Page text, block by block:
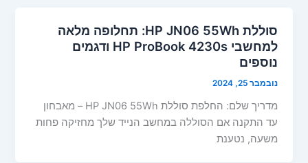
סוללת HP JN06 55Wh: תחלופה מלאה
למחשבי HP ProBook 4230s ודגמים
נוספים
נובמבר 25, 2024
מדריך שלם: החלפת סוללת HP JN06 55Wh – מאבחון
עד התקנה אם הסוללה במחשב הנייד שלך מחזיקה פחות
משעה, נטענת